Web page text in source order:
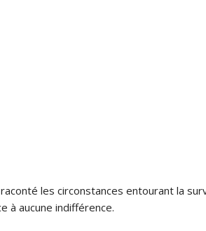
les circonstances entourant la
à aucune indifférence.